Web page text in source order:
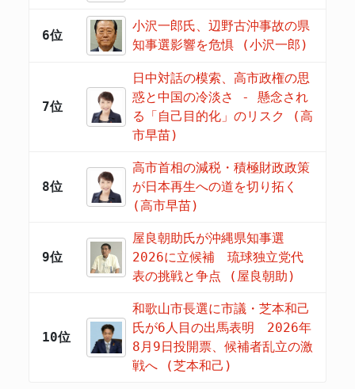
6位
小沢一郎氏、辺野古沖事故の県
知事選影響を危惧 (小沢一郎)
7位
日中対話の模索、高市政権の思
惑と中国の冷淡さ - 懸念され
る「自己目的化」のリスク (高
市早苗)
8位
高市首相の減税・積極財政政策
が日本再生への道を切り拓く
(高市早苗)
9位
屋良朝助氏が沖縄県知事選
2026に立候補 琉球独立党代
表の挑戦と争点 (屋良朝助)
10位
和歌山市長選に市議・芝本和己
氏が6人目の出馬表明 2026年
8月9日投開票、候補者乱立の激
戦へ (芝本和己)